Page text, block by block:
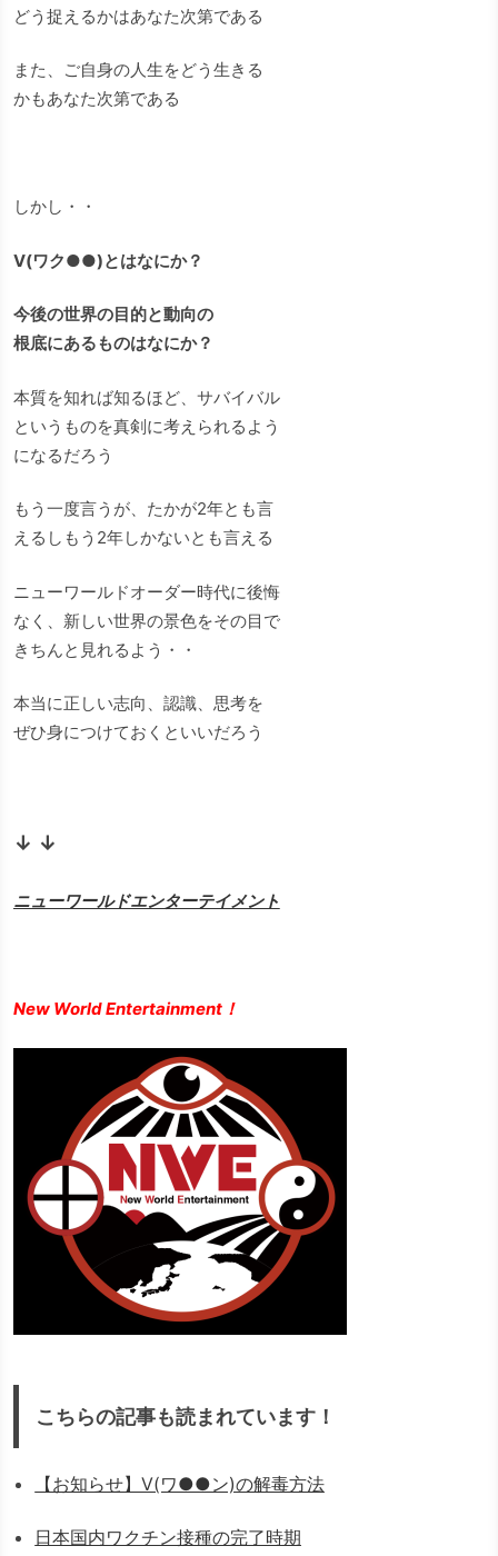
どう捉えるかはあなた次第である
また、ご自身の人生をどう生きる
かもあなた次第である
しかし・・
V(ワク●●)とはなにか？
今後の世界の目的と動向の
根底にあるものはなにか？
本質を知れば知るほど、サバイバル
というものを真剣に考えられるよう
になるだろう
もう一度言うが、たかが2年とも言
えるしもう2年しかないとも言える
ニューワールドオーダー時代に後悔
なく、新しい世界の景色をその目で
きちんと見れるよう・・
本当に正しい志向、認識、思考を
ぜひ身につけておくといいだろう
↓ ↓
ニューワールドエンターテイメント
New World Entertainment！
こちらの記事も読まれています！
【お知らせ】V(ワ●●ン)の解毒方法
日本国内ワクチン接種の完了時期